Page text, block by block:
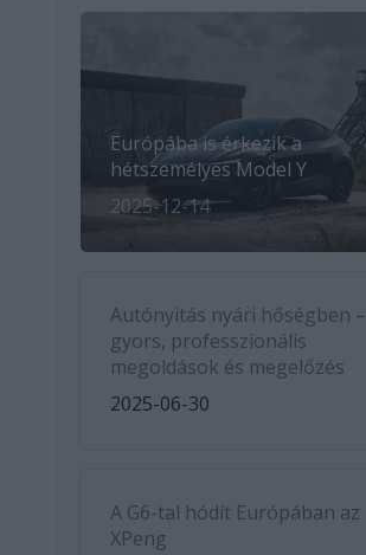
Európába is érkezik a
hétszemélyes Model Y
2025-12-14
Autónyitás nyári hőségben –
gyors, professzionális
megoldások és megelőzés
2025-06-30
A G6-tal hódít Európában az
XPeng